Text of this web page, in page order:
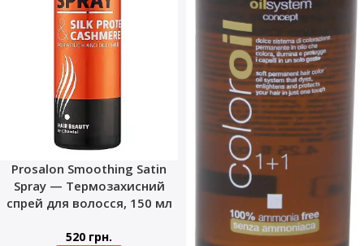
Prosalon Smoothing Satin
Spray — Термозахисний
спрей для волосся, 150 мл
520 грн.